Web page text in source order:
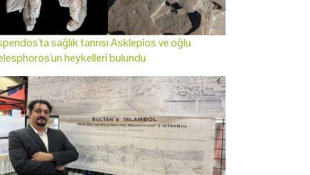
sağlık tanrısı Asklepios ve oğlu
heykelleri bulundu